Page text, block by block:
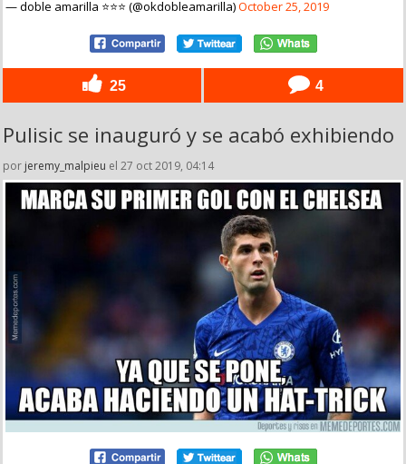
— doble amarilla ⭐️⭐️⭐️ (@okdobleamarilla)October 25, 2019
25 4
Pulisic se inauguró y se acabó exhibiendo
por jeremy_malpieu el 27 oct 2019, 04:14